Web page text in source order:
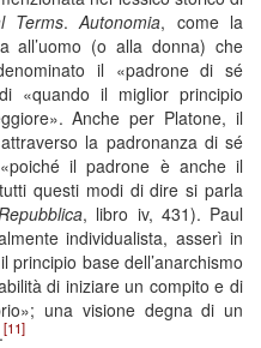
Terms.Autonomia, come la
all’uomo (o alla donna) che
il «padrone di sé
«quando il miglior principio
Anche per Platone, il
la padronanza di sé
il padrone è anche il
questi modi di dire si parla
, libro iv, 431). Paul
individualista, asserì in
base dell’anarchismo
di iniziare un compito e di
una visione degna di un
[11]